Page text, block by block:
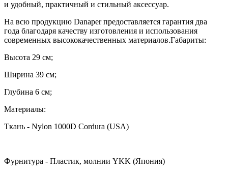
и удобный, практичный и стильный аксессуар.
На всю продукцию Danaper предоставляется гарантия два
года благодаря качеству изготовления и использования
современных высококачественных материалов.Габариты:
Высота 29 см;
Ширина 39 см;
Глубина 6 см;
Материалы:
Ткань - Nylon 1000D Cordura (USA)
Фурнитура - Пластик, молнии YKK (Япония)